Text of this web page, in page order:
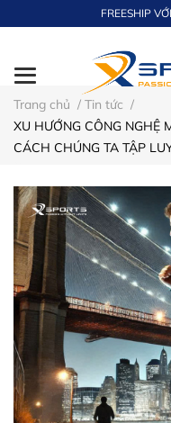
FREESHIP
Trang chủ / Tin tức /
XU HƯỚNG CÔNG NGHỆ
CÁCH CHÚNG TA TẬP